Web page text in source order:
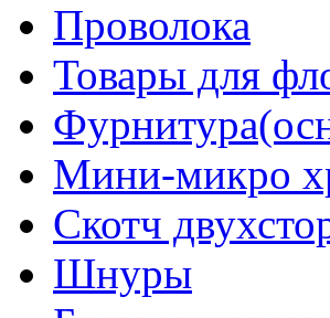
Проволока
Товары для
Мини-микро
Скотч
Шнуры